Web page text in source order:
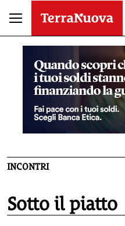
INCONTRI
Sotto il piatto